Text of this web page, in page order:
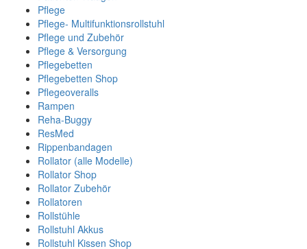
Pflege
Pflege- Multifunktionsrollstuhl
Pflege und Zubehör
Pflege & Versorgung
Pflegebetten
Pflegebetten Shop
Pflegeoveralls
Rampen
Reha-Buggy
ResMed
Rippenbandagen
Rollator (alle Modelle)
Rollator Shop
Rollator Zubehör
Rollatoren
Rollstühle
Rollstuhl Akkus
Rollstuhl Kissen Shop